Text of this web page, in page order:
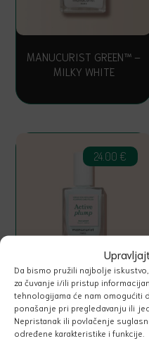
Da bismo pružili najbolje
za čuvanje i/ili pristup
tehnologijama će nam omogućiti
ponašanje pri pregledavanju ili
Nepristanak ili povlačenje
određene karakteristike i funkcije.
MANUCURIST GREEN™ –
MILKY WHITE
MANUCURIST ACTIVE
PLUMP ™ – AQUA GLAZED
24.00 €